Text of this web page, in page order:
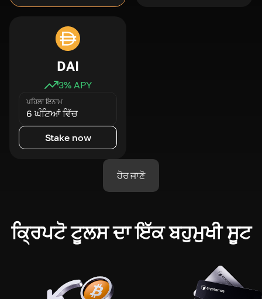
DAI
3% APY
ਪਹਿਲਾ ਇਨਾਮ
6 ਘੰਟਿਆਂ ਵਿੱਚ
Stake now
ਹੋਰ ਜਾਣੋ
ਕ੍ਰਿਪਟੋ ਟੂਲਸ ਦਾ ਇੱਕ ਬਹੁਮੁਖੀ ਸੂਟ